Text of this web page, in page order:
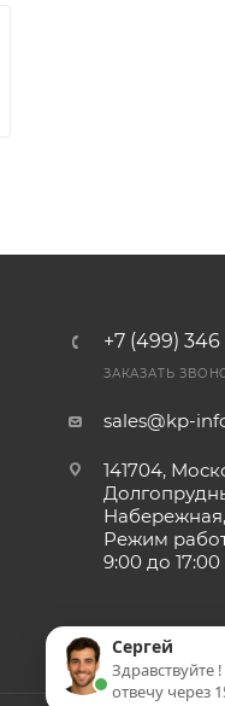
+7 (499)
ЗАКАЗАТЬ
sales@kp-
141704,
Режим
9:00 до 17:00
Сергей
Здравствуйте
отвечу через